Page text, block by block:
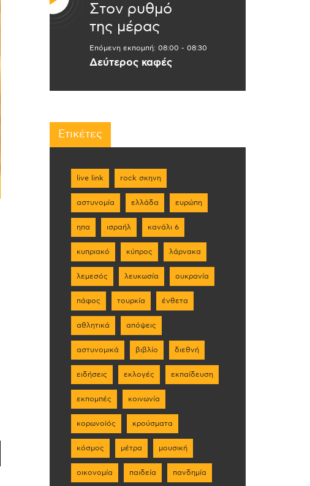
Στον ρυθμό
της μέρας
Επόμενη εκπομπή: 08:00 - 08:30
Δεύτερος καφές
Ετικέτες
live link rock σκηνη
αστυνομία ελλάδα ευρώπη
ηπα ισραήλ κανάλι 6
κυπριακό κύπρος λάρνακα
λεμεσός λευκωσία ουκρανία
πάφος τουρκία ένθετα
αθλητικά απόψεις
αστυνομικά βιβλίο διεθνή
ειδήσεις εκλογές εκπαίδευση
εκπομπές κοινωνία
κορωνοϊός κρούσματα
κόσμος μέτρα μουσική
οικονομία παιδεία πανδημία